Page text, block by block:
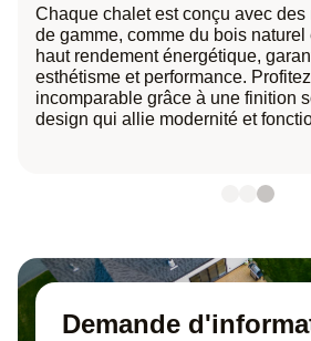
Chaque chalet est conçu avec des
de gamme, comme du bois naturel
haut rendement énergétique,
esthétisme et performance.
incomparable grâce à une finition
design qui allie modernité et
Demande